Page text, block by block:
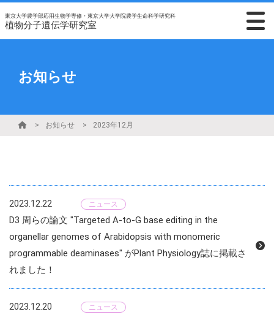
東京大学農学部応用生物学専修・東京大学大学院農学生命科学研究科
植物分子遺伝学研究室
お知らせ
お知らせ 2023年12月
2023.12.22 ニュース
D3 周らの論文 "Targeted A-to-G base editing in the
organellar genomes of Arabidopsis with monomeric
programmable deaminases" がPlant Physiology誌に掲載さ
れました！
2023.12.20 ニュース